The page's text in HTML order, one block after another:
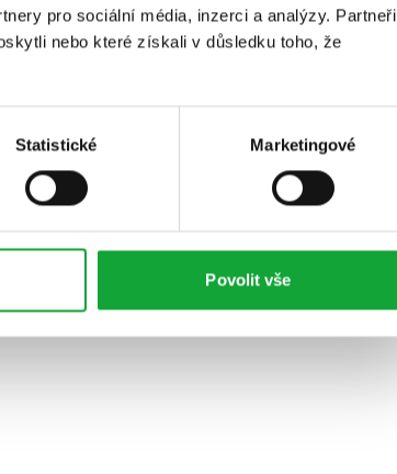
pro sociální média, inzerci a analýzy. Partneři
nebo které získali v důsledku toho, že
Statistické Marketingové
Povolit vše